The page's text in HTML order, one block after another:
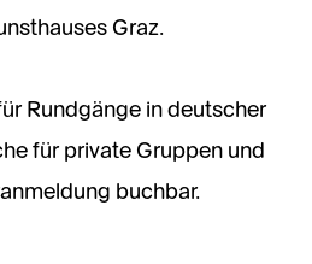
Graz.
Rundgänge in deutscher
für private Gruppen und
buchbar.